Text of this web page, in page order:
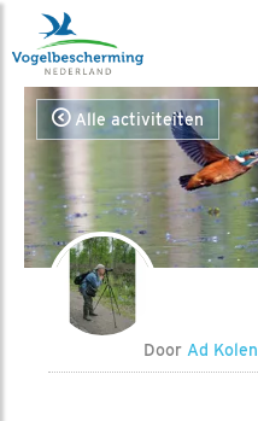
Alle activiteiten
Door Ad Kolen